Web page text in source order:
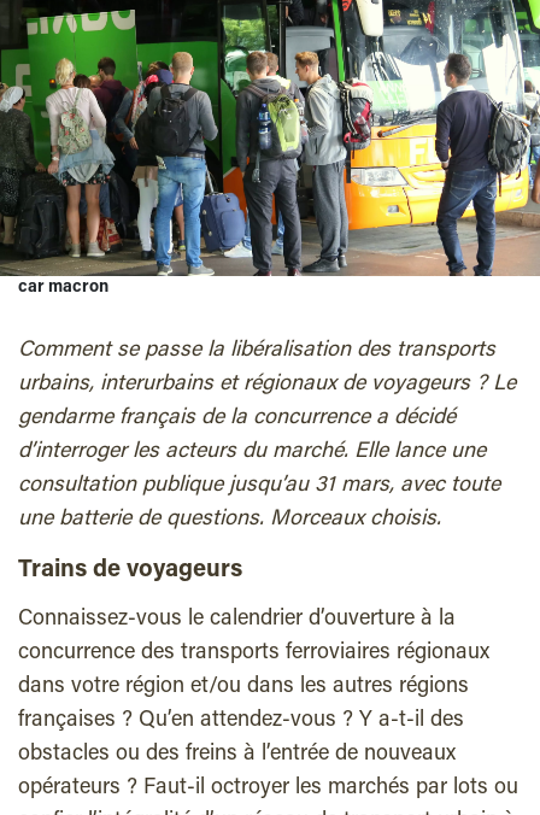
car macron
Comment se passe la libéralisation des transports
urbains, interurbains et régionaux de voyageurs ? Le
gendarme français de la concurrence a décidé
d’interroger les acteurs du marché. Elle lance une
consultation publique jusqu’au 31 mars, avec toute
une batterie de questions. Morceaux choisis.
Trains de voyageurs
Connaissez-vous le calendrier d’ouverture à la
concurrence des transports ferroviaires régionaux
dans votre région et/ou dans les autres régions
françaises ? Qu’en attendez-vous ? Y a-t-il des
obstacles ou des freins à l’entrée de nouveaux
opérateurs ? Faut-il octroyer les marchés par lots ou